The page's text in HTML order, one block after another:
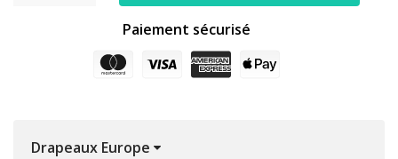
Paiement sécurisé
Drapeaux Europe